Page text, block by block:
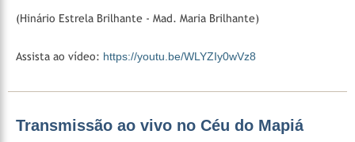
(Hinário Estrela Brilhante - Mad. Maria Brilhante)
Assista ao vídeo: https://youtu.be/WLYZIy0wVz8
Transmissão ao vivo no Céu do Mapiá